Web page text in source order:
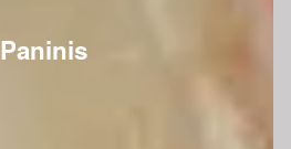
Paninis